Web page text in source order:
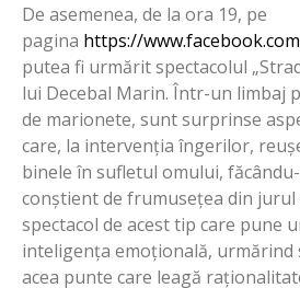
De asemenea, de la ora 19, pe
pagina https://
putea fi urmărit spectacolul
lui Decebal Marin. Într-un limbaj
de marionete, sunt surprinse
care, la intervenția îngerilor,
binele în sufletul omului,
conștient de frumusețea din jurul
spectacol de acest tip care pune
inteligența emoțională, urmărind
acea punte care leagă